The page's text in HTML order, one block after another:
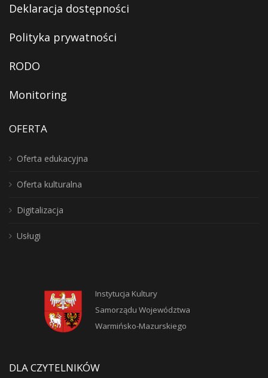
Deklaracja dostępności
Polityka prywatności
RODO
Monitoring
OFERTA
Oferta edukacyjna
Oferta kulturalna
Digitalizacja
Usługi
Instytucja Kultury
Samorządu Województwa
Warmińsko-Mazurskiego
DLA CZYTELNIKÓW